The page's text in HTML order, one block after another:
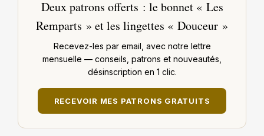
Deux patrons offerts : le bonnet « Les
Remparts » et les lingettes « Douceur »
Recevez-les par email, avec notre lettre
mensuelle — conseils, patrons et nouveautés,
désinscription en 1 clic.
RECEVOIR MES PATRONS GRATUITS